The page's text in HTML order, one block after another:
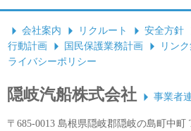
会社案内 リクルート 安全方針
行動計画
国民保護業務計画 リン
ライバシーポリシー
隠岐汽船株式会社 事業者
〒685-0013 島根県隠岐郡隠岐の島町中町